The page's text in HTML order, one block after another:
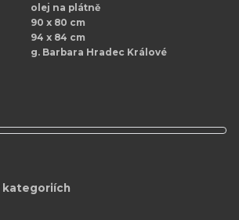
olej na plátně
90 x 80 cm
94 x 84 cm
g. Barbara Hradec Králové
kategoriích